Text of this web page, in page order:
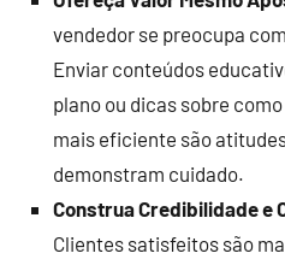
vendedor se preocupa
Enviar conteúdos
plano ou dicas sobre
mais eficiente são
demonstram cuidado.
Construa Credibilidade e
Clientes satisfeitos são